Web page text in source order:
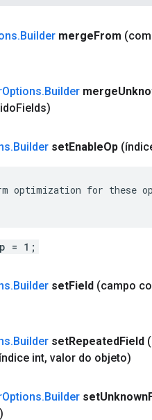
.Builder mergeFrom (com
Options.Builder merge
Fields)
.Builder setEnableOp
optimization for these
= 1;
.Builder setField (campo
.Builder setRepeatedField
índice int, valor do objeto)
Options.Builder setUnknown